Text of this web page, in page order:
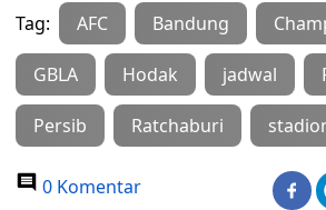
Tag: AFC Bandung
GBLA Hodak jadwal
Persib Ratchaburi
0 Komentar